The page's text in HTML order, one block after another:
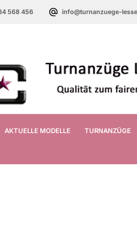
568 456 info@turnanzuege-
AKTUELLE MODELLE TURNANZÜGE